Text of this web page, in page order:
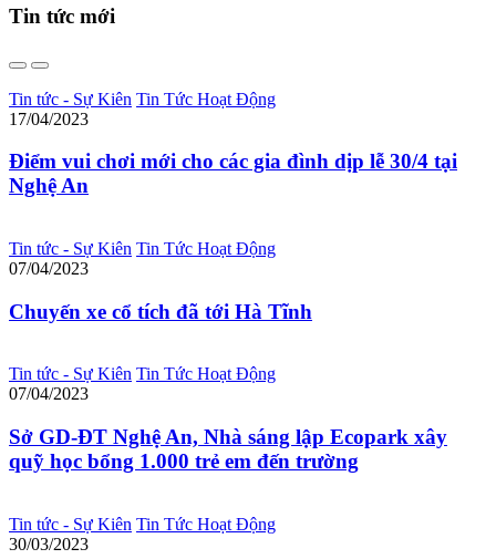
Tin tức mới
Tin tức - Sự Kiên Tin Tức Hoạt Động
17/04/2023
Điểm vui chơi mới cho các gia đình dịp lễ 30/4 tại
Nghệ An
Tin tức - Sự Kiên Tin Tức Hoạt Động
07/04/2023
Chuyến xe cổ tích đã tới Hà Tĩnh
Tin tức - Sự Kiên Tin Tức Hoạt Động
07/04/2023
Sở GD-ĐT Nghệ An, Nhà sáng lập Ecopark xây
quỹ học bổng 1.000 trẻ em đến trường
Tin tức - Sự Kiên Tin Tức Hoạt Động
30/03/2023